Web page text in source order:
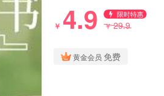
￥ 4.9 限时特惠
￥29.9
黄金会员 免费